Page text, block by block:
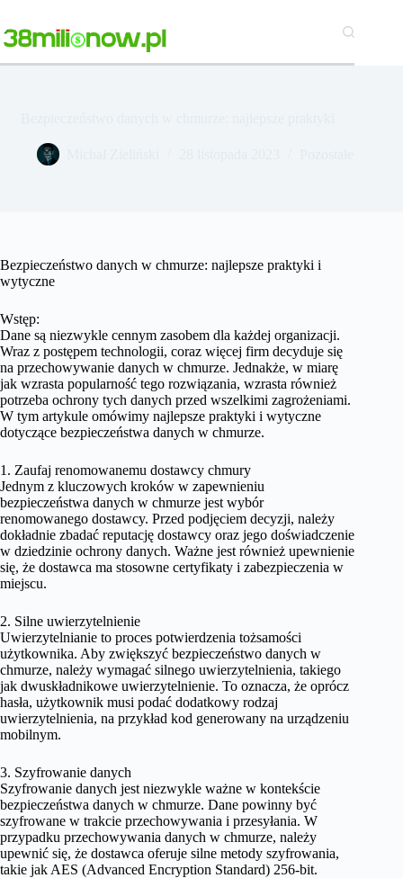
treści
Bezpieczeństwo danych w chmurze: najlepsze praktyki i
wytyczne
Wstęp:
Dane są niezwykle cennym zasobem dla każdej organizacji.
Wraz z postępem technologii, coraz więcej firm decyduje się
na przechowywanie danych w chmurze. Jednakże, w miarę
jak wzrasta popularność tego rozwiązania, wzrasta również
potrzeba ochrony tych danych przed wszelkimi zagrożeniami.
W tym artykule omówimy najlepsze praktyki i wytyczne
dotyczące bezpieczeństwa danych w chmurze.
1. Zaufaj renomowanemu dostawcy chmury
Jednym z kluczowych kroków w zapewnieniu
bezpieczeństwa danych w chmurze jest wybór
renomowanego dostawcy. Przed podjęciem decyzji, należy
dokładnie zbadać reputację dostawcy oraz jego doświadczenie
w dziedzinie ochrony danych. Ważne jest również upewnienie
się, że dostawca ma stosowne certyfikaty i zabezpieczenia w
miejscu.
2. Silne uwierzytelnienie
Uwierzytelnianie to proces potwierdzenia tożsamości
użytkownika. Aby zwiększyć bezpieczeństwo danych w
chmurze, należy wymagać silnego uwierzytelnienia, takiego
jak dwuskładnikowe uwierzytelnienie. To oznacza, że oprócz
hasła, użytkownik musi podać dodatkowy rodzaj
uwierzytelnienia, na przykład kod generowany na urządzeniu
mobilnym.
3. Szyfrowanie danych
Szyfrowanie danych jest niezwykle ważne w kontekście
bezpieczeństwa danych w chmurze. Dane powinny być
szyfrowane w trakcie przechowywania i przesyłania. W
przypadku przechowywania danych w chmurze, należy
upewnić się, że dostawca oferuje silne metody szyfrowania,
takie jak AES (Advanced Encryption Standard) 256-bit.